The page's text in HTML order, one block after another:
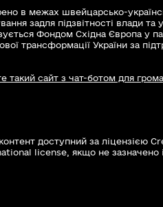
в межах швейцарсько-
задля підзвітності влади
Фондом Східна Європа у
трансформації України за
такий сайт з чат-ботом для
доступний за ліцензією
license, якщо не зазначено